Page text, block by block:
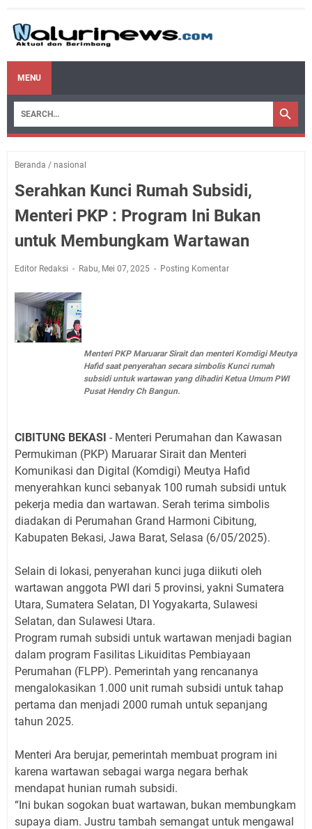
MENU
Beranda / nasional
Serahkan Kunci Rumah Subsidi,
Menteri PKP : Program Ini Bukan
untuk Membungkam Wartawan
Editor Redaksi Rabu, Mei 07, 2025 Posting Komentar
Menteri PKP Maruarar Sirait dan menteri Komdigi Meutya
Hafid saat penyerahan secara simbolis Kunci rumah
subsidi untuk wartawan yang dihadiri Ketua Umum PWI
Pusat Hendry Ch Bangun.
CIBITUNG BEKASI - Menteri Perumahan dan Kawasan
Permukiman (PKP) Maruarar Sirait dan Menteri
Komunikasi dan Digital (Komdigi) Meutya Hafid
menyerahkan kunci sebanyak 100 rumah subsidi untuk
pekerja media dan wartawan. Serah terima simbolis
diadakan di Perumahan Grand Harmoni Cibitung,
Kabupaten Bekasi, Jawa Barat, Selasa (6/05/2025).
Selain di lokasi, penyerahan kunci juga diikuti oleh
wartawan anggota PWI dari 5 provinsi, yakni Sumatera
Utara, Sumatera Selatan, DI Yogyakarta, Sulawesi
Selatan, dan Sulawesi Utara.
Program rumah subsidi untuk wartawan menjadi bagian
dalam program Fasilitas Likuiditas Pembiayaan
Perumahan (FLPP). Pemerintah yang rencananya
mengalokasikan 1.000 unit rumah subsidi untuk tahap
pertama dan menjadi 2000 rumah untuk sepanjang
tahun 2025.
Menteri Ara berujar, pemerintah membuat program ini
karena wartawan sebagai warga negara berhak
mendapat hunian rumah subsidi.
“Ini bukan sogokan buat wartawan, bukan membungkam
supaya diam. Justru tambah semangat untuk mengawal